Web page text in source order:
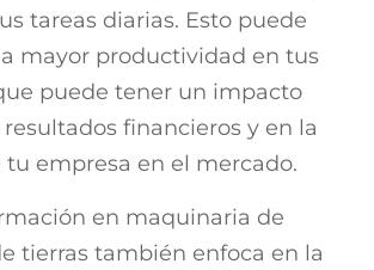
tareas diarias. Esto puede
mayor productividad en tus
puede tener un impacto
financieros y en la
empresa en el mercado.
en maquinaria de
tierras también enfoca en la